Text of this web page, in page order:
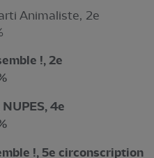
Animaliste, 2e
!, 2e
4e
!, 5e circonscription